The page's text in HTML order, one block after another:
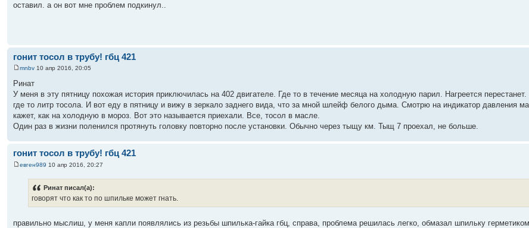
оставил. а он вот мне проблем подкинул..
гонит тосол в трубу! гбц 421
mnbv 10 апр 2016, 20:05
Ринат
У меня в эту пятницу похожая история приключилась на 402 двигателе. Где то в течение месяца на холодную парил. Нагреется
где то литр тосола. И вот еду в пятницу и вижу в зеркало заднего вида, что за мной шлейф белого дыма. Смотрю на индикатор давления
кажет, как на холодную в мороз. Вот это называется приехали. Все, тосол в масле.
Один раз в жизни поленился протянуть головку повторно после установки. Обычно через тыщу км. Тыщ 7 проехал, не больше.
гонит тосол в трубу! гбц 421
евген989 10 апр 2016, 20:27
Ринат писал(а):
говорят что как то по шпильке может гнать.
правильно мыслиш, у меня капли появлялись из резьбы шпилька-гайка гбц, справа, проблема решилась легко, обмазал шпильку